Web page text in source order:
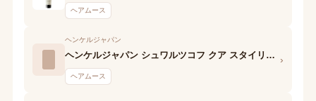
ヘアムース
ヘンケルジャパン
ヘンケルジャパン シュワルツコフ クア スタイリング エモリエントスムース
ヘアムース
›